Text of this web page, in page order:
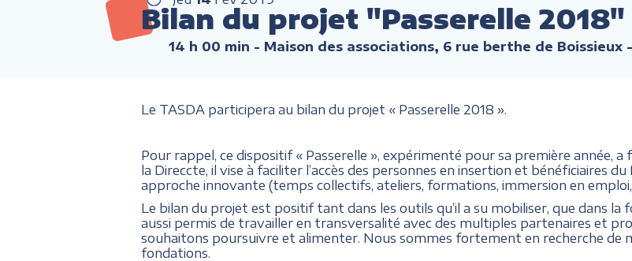
Bilan du projet "Passerelle 2018"
14 h 00 min - Maison des associations, 6 rue berthe de Boissieux
Le TASDA participera au bilan du projet « Passerelle 2018 ».
Pour rappel, ce dispositif « Passerelle », expérimenté pour sa première
la Direccte, il vise à faciliter l’accès des personnes en insertion et bénéficiaires du
approche innovante (temps collectifs, ateliers, formations, immersion en emploi,
Le bilan du projet est positif tant dans les outils qu’il a su mobiliser, que dans la
aussi permis de travailler en transversalité avec des multiples partenaires et
souhaitons poursuivre et alimenter. Nous sommes fortement en recherche de
fondations.